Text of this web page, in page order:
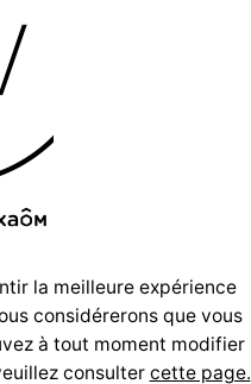
la meilleure expérience
considérerons que vous
à tout moment modifier
consulter cette page.